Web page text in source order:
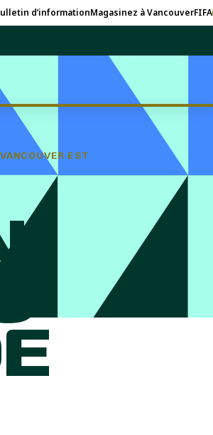
d’informationMagasinez à VancouverFIFA
EST